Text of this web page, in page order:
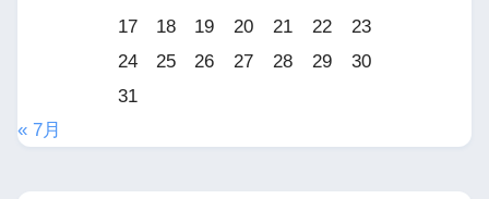
17
18 19 20 21 22
23
24
25 26 27 28 29
30
31
« 7月